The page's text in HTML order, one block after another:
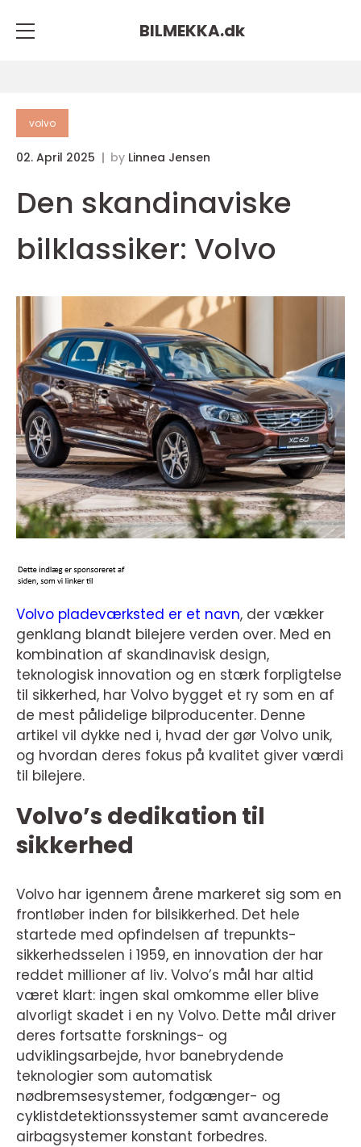
BILMEKKA.dk
volvo
02. April 2025 by Linnea Jensen
Den skandinaviske
bilklassiker: Volvo
Volvo pladeværksted er et navn, der vækker
genklang blandt bilejere verden over. Med en
kombination af skandinavisk design,
teknologisk innovation og en stærk forpligtelse
til sikkerhed, har Volvo bygget et ry som en af
de mest pålidelige bilproducenter. Denne
artikel vil dykke ned i, hvad der gør Volvo unik,
og hvordan deres fokus på kvalitet giver værdi
til bilejere.
Volvo’s dedikation til
sikkerhed
Volvo har igennem årene markeret sig som en
frontløber inden for bilsikkerhed. Det hele
startede med opfindelsen af trepunkts-
sikkerhedsselen i 1959, en innovation der har
reddet millioner af liv. Volvo’s mål har altid
været klart: ingen skal omkomme eller blive
alvorligt skadet i en ny Volvo. Dette mål driver
deres fortsatte forsknings- og
udviklingsarbejde, hvor banebrydende
teknologier som automatisk
nødbremsesystemer, fodgænger- og
cyklistdetektionssystemer samt avancerede
airbagsystemer konstant forbedres.